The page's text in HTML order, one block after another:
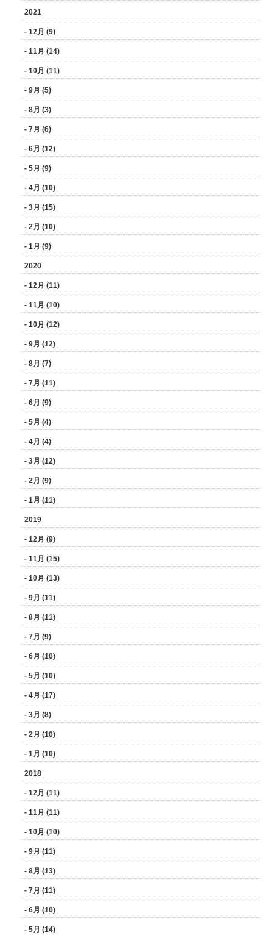
2021
- 12月 (9)
- 11月 (14)
- 10月 (11)
- 9月 (5)
- 8月 (3)
- 7月 (6)
- 6月 (12)
- 5月 (9)
- 4月 (10)
- 3月 (15)
- 2月 (10)
- 1月 (9)
2020
- 12月 (11)
- 11月 (10)
- 10月 (12)
- 9月 (12)
- 8月 (7)
- 7月 (11)
- 6月 (9)
- 5月 (4)
- 4月 (4)
- 3月 (12)
- 2月 (9)
- 1月 (11)
2019
- 12月 (9)
- 11月 (15)
- 10月 (13)
- 9月 (11)
- 8月 (11)
- 7月 (9)
- 6月 (10)
- 5月 (10)
- 4月 (17)
- 3月 (8)
- 2月 (10)
- 1月 (10)
2018
- 12月 (11)
- 11月 (11)
- 10月 (10)
- 9月 (11)
- 8月 (13)
- 7月 (11)
- 6月 (10)
- 5月 (14)